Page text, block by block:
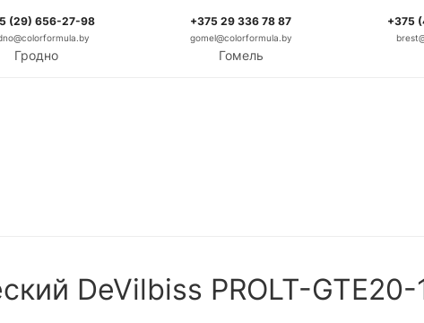
(29) 656-27-98
Гродно
+375 29 336 78 87
gomel@colorformula.by
Гомель
+375
DeVilbiss PROLT-